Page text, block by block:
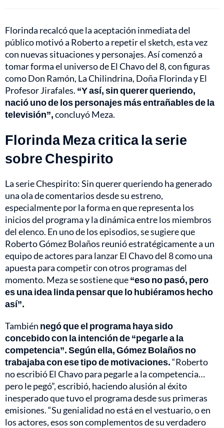
Florinda recalcó que la aceptación inmediata del
público motivó a Roberto a repetir el sketch, esta vez
con nuevas situaciones y personajes. Así comenzó a
tomar forma el universo de El Chavo del 8, con figuras
como Don Ramón, La Chilindrina, Doña Florinda y El
Profesor Jirafales. “Y así, sin querer queriendo,
nació uno de los personajes más entrañables de la
televisión”,concluyó Meza.
Florinda Meza critica la serie
sobre Chespirito
La serie Chespirito: Sin querer queriendo ha generado
una ola de comentarios desde su estreno,
especialmente por la forma en que representa los
inicios del programa y la dinámica entre los miembros
del elenco. En uno de los episodios, se sugiere que
Roberto Gómez Bolaños reunió estratégicamente a un
equipo de actores para lanzar El Chavo del 8 como una
apuesta para competir con otros programas del
momento. Meza se sostiene que“eso no pasó, pero
es una idea linda pensar que lo hubiéramos hecho
así”.
También negó que el programa haya sido
concebido con la intención de “pegarle a la
competencia”. Según ella, Gómez Bolaños no
trabajaba con ese tipo de motivaciones.“Roberto
no escribió El Chavo para pegarle a la competencia…
pero le pegó”, escribió, haciendo alusión al éxito
inesperado que tuvo el programa desde sus primeras
emisiones. “Su genialidad no está en el vestuario, o en
los actores, esos son complementos de su verdadero